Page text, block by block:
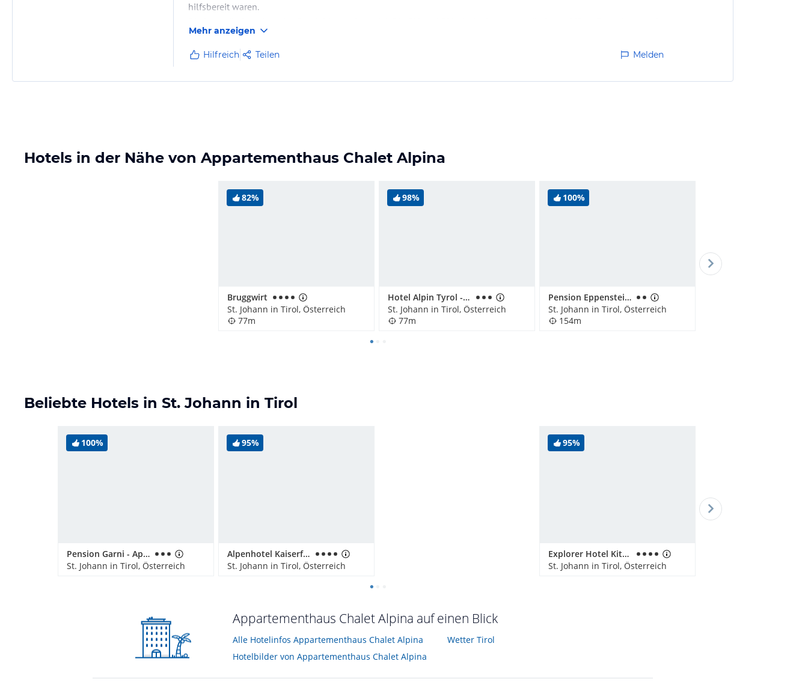
hilfsbereit waren.
dann ein paar Meter und schon ist man im Hotel (... und alles ohne Skischuhe...wie angenehm :-) )
Was wir von…
Mehr anzeigen
Hilfreich Teilen Melden
Hotels in der Nähe von Appartementhaus Chalet Alpina
82%
Bruggwirt
St. Johann in Tirol, Österreich
77m
98%
Hotel Alpin Tyrol - Kitzbüheler Alpen
St. Johann in Tirol, Österreich
77m
100%
Pension Eppensteiner
St. Johann in Tirol, Österreich
154m
Beliebte Hotels in St. Johann in Tirol
100%
Pension Garni - Appartement Ortner
St. Johann in Tirol, Österreich
95%
Alpenhotel Kaiserfels
St. Johann in Tirol, Österreich
95%
Explorer Hotel Kitzbühel
St. Johann in Tirol, Österreich
Appartementhaus Chalet Alpina auf einen Blick
Alle Hotelinfos Appartementhaus Chalet Alpina
Hotelbilder von Appartementhaus Chalet Alpina
Wetter Tirol